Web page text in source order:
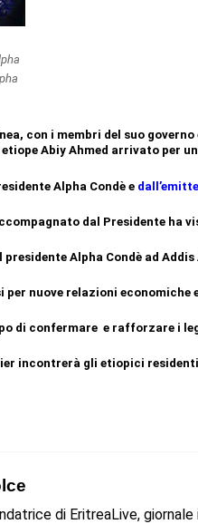
con i membri del suo
Abiy Ahmed arrivato per
Alpha Condè e
dal Presidente ha
Alpha Condè ad
per nuove relazioni economiche
di confermare e rafforzare i
incontrerà gli etiopici residenti
di EritreaLive,